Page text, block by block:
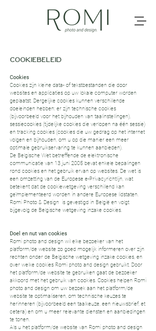
​COOKIEBELEID
Cookies
Cookies zijn kleine data- of tekstbestanden die door
websites en applicaties op uw lokale computer worden
geplaatst. Dergelijke cookies kunnen verschillende
doeleinden hebben: er zijn technische cookies
(bijvoorbeeld voor het bijhouden van taalinstellingen),
sessiecookies (tijdelijke cookies die verlopen na één sessie)
en tracking cookies (cookies die uw gedrag op het internet
volgen en bijhouden, om u op die manier een meer
optimale gebruikservaring te kunnen aanbieden).
De Belgische Wet betreffende de elektronische
communicatie van 13 juni 2005 bevat enkele bepalingen
rond cookies en het gebruik ervan op websites. De wet is
een omzetting van de Europese e-Privacyrichtlijn, wat
betekent dat de cookiewetgeving verschillend kan
geïmplementeerd worden in andere Europese lidstaten.
Romi Photo & Design is gevestigd in België en volgt
bijgevolg de Belgische wetgeving inzake cookies.
Doel en nut van cookies
Romi photo and design wil elke bezoeker van het
platform/de website zo goed mogelijk informeren over zijn
rechten onder de Belgische wetgeving inzake cookies, en
over welke cookies Romi photo and design gebruikt. Door
het platform/de website te gebruiken gaat de bezoeker
akkoord met het gebruik van cookies. Cookies helpen Romi
photo and design om uw bezoek aan het platform/de
website te optimaliseren, om technische keuzes te
herinneren (bijvoorbeeld een taalkeuze, een nieuwsbrief, et
cetera) en om u meer relevante diensten en aanbiedingen
te tonen.
Als u het platform/de website van Romi photo and design